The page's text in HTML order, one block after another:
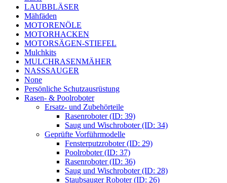
LAUBBLÄSER
Mähfäden
MOTORENÖLE
MOTORHACKEN
MOTORSÄGEN-STIEFEL
Mulchkits
MULCHRASENMÄHER
NASSSAUGER
None
Persönliche Schutzausrüstung
Rasen- & Poolroboter
Ersatz- und Zubehörteile
Rasenroboter (ID: 39)
Saug und Wischroboter (ID: 34)
Geprüfte Vorführmodelle
Fensterputzroboter (ID: 29)
Poolroboter (ID: 37)
Rasenroboter (ID: 36)
Saug und Wischroboter (ID: 28)
Staubsauger Roboter (ID: 26)